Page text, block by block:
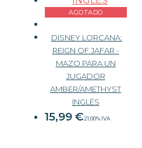
AGOTADO
DISNEY LORCANA:
REIGN OF JAFAR -
MAZO PARA UN
JUGADOR
AMBER/AMETHYST
INGLÉS
15,99 €21.00% IVA